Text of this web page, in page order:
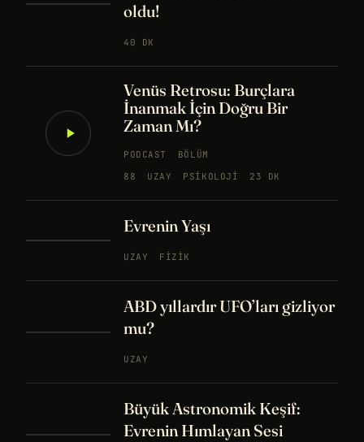
oldu!
40 DK
Venüs Retrosu: Burçlara
İnanmak İçin Doğru Bir
Zaman Mı?
PODCAST
BÖLÜM
88
UZAY PSIKOLOJI 23 DK
Evrenin Yaşı
UZAY FIZIK
ABD yıllardır UFO’ları gizliyor
mu?
UZAY
Büyük Astronomik Keşif:
Evrenin Hımlayan Sesi